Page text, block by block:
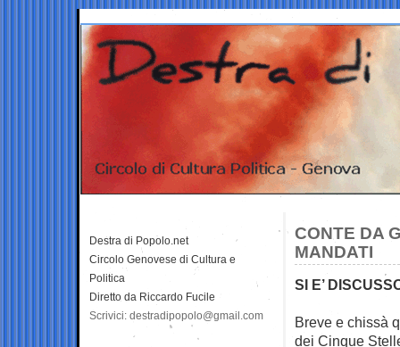
CONTE DA
MANDATI
SI E’
Breve e chissà
dei Cinque
Destra di Popolo.net
Circolo Genovese di Cultura e
Politica
Diretto da Riccardo Fucile
Scrivici: destradipopolo@gmail.com